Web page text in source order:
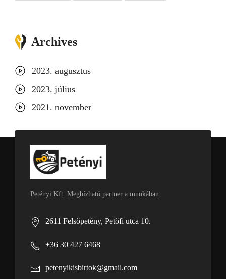
Archives
2023. augusztus
2023. július
2021. november
Petényi Kft. Megbízható partner a munkában.
2611 Felsőpetény, Petőfi utca 10.
+36 30 427 6468
petenyikisbirtok@gmail.com